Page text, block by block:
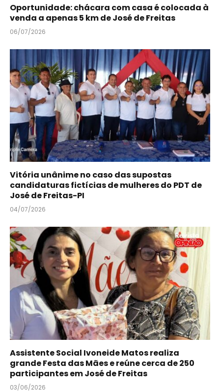
Oportunidade: chácara com casa é colocada à
venda a apenas 5 km de José de Freitas
06/07/2026
Vitória unânime no caso das supostas
candidaturas fictícias de mulheres do PDT de
José de Freitas-PI
04/07/2026
Assistente Social Ivoneide Matos realiza
grande Festa das Mães e reúne cerca de 250
participantes em José de Freitas
03/06/2026